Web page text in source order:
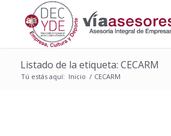
Listado de la etiqueta: CECARM
Tú estás aquí: Inicio / CECARM